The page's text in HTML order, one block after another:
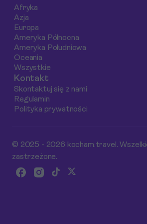
Dzięki naszym
wskazówkom
dowiesz się, jak
zoptymalizować
budżet, przeliczając
wydatki na riale
omańskie, polskie
złote oraz euro.
Afryka
Azja
Europa
Ameryka Północna
Ameryka Południowa
Oceania
Wszystkie
Kontakt
Skontaktuj się z nami
Regulamin
Polityka prywatności
© 2025 - 2026 kocham.travel.
zastrzeżone.